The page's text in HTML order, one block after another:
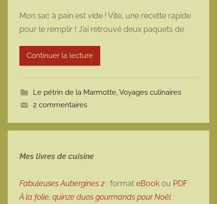
r
m
a
r
t
e
Mon sac à pain est vide ! Vite, une recette rapide
pour le remplir ! J’ai retrouvé deux paquets de
Continuer la lecture
Le pétrin de la Marmotte,Voyages culinaires
2 commentaires
Mes livres de cuisine
Fabuleuses Aubergines 2 : format eBook ou PDF
À la folie, quinze duos gourmands pour Noël :